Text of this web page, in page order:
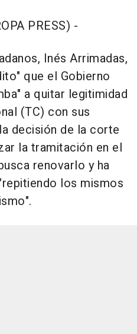
PRESS) -
Inés Arrimadas,
que el Gobierno
a quitar legitimidad
(TC) con sus
decisión de la corte
la tramitación en el
renovarlo y ha
los mismos